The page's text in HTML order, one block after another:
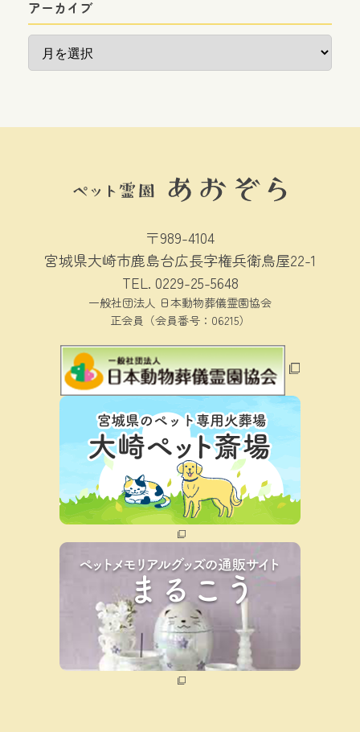
アーカイブ
ア
〒989-4104
宮城県大崎市鹿島台広長字権兵衛鳥屋22-1
TEL. 0229-25-5648
一般社団法人 日本動物葬儀霊園協会
正会員（会員番号：06215）